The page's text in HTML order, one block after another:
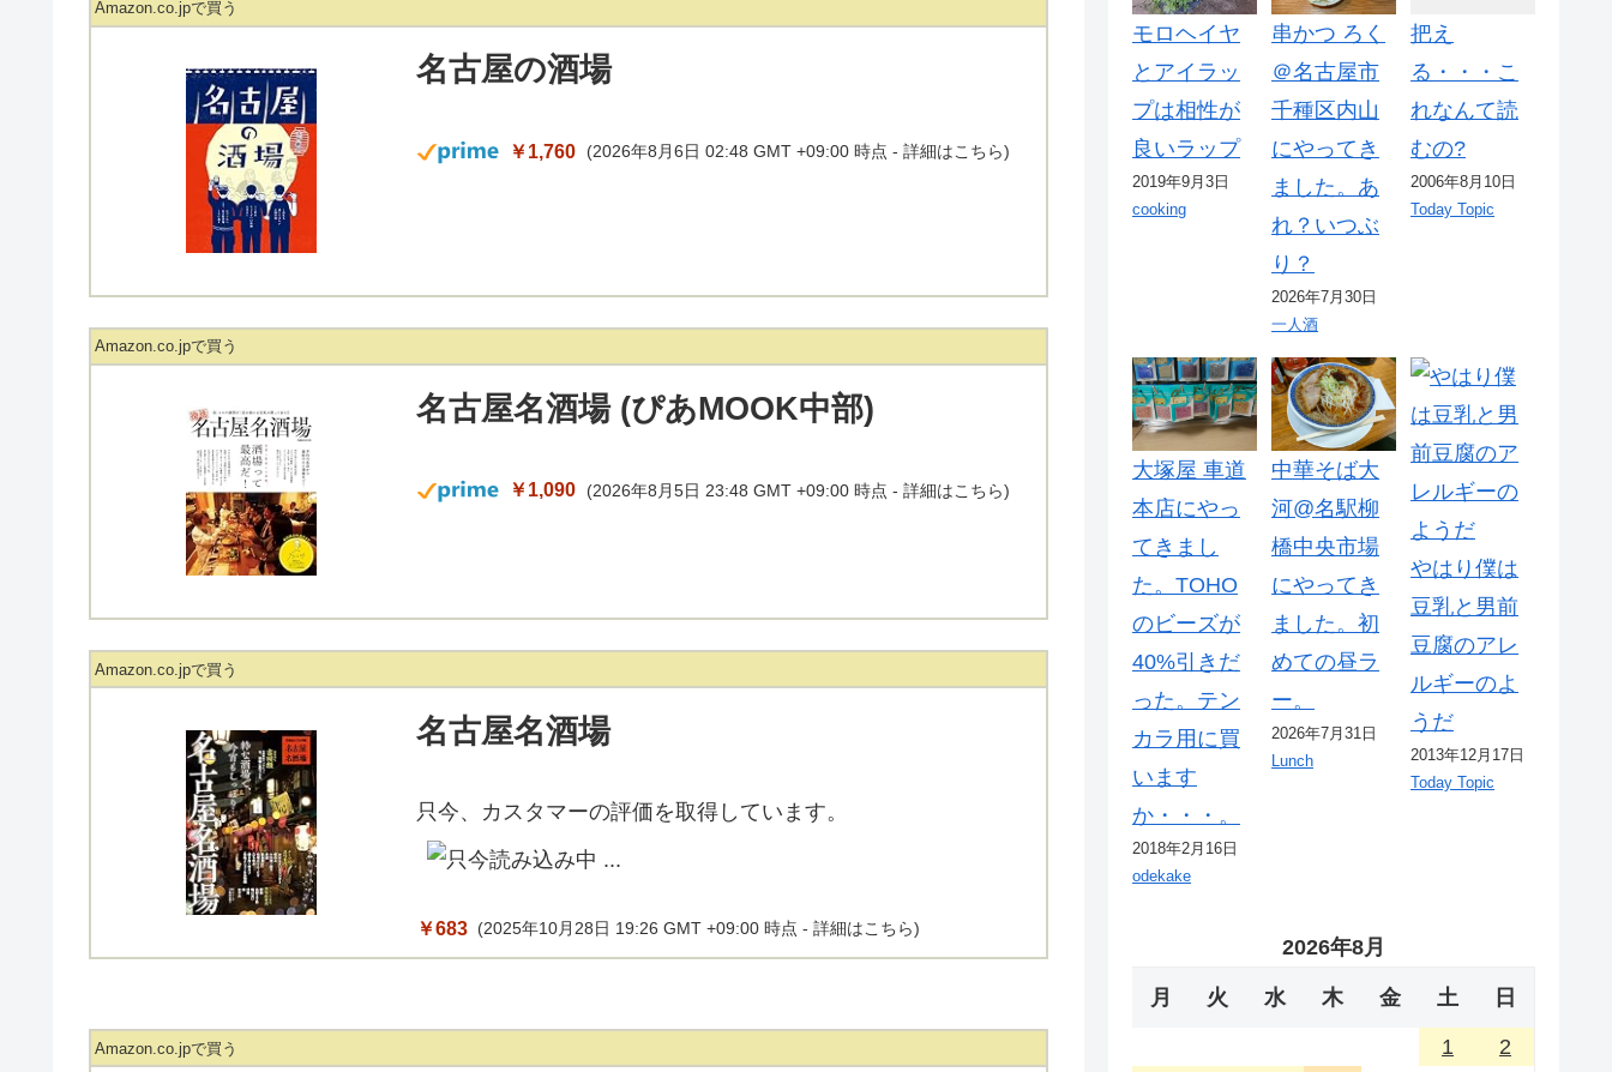
Amazon.co.jpで買う
名古屋の酒場
￥1,760 (2026年8月6日 02:48 GMT +09:00 時点 - 詳細はこちら)
Amazon.co.jpで買う
名古屋名酒場 (ぴあMOOK中部)
￥1,090 (2026年8月5日 23:48 GMT +09:00 時点 - 詳細はこちら)
Amazon.co.jpで買う
名古屋名酒場
只今、カスタマーの評価を取得しています。
Amazon.co.jpで買う
モロヘイヤ
とアイラッ
プは相性が
良いラップ
2019年9月3日
cooking
串かつ ろく
＠名古屋市
千種区内山
にやってき
ました。あ
れ？いつぶ
り？
2026年7月30日
一人酒
把え
る・・・こ
れなんて読
むの?
2006年8月10日
Today Topic
大塚屋 車道
本店にやっ
てきまし
た。TOHO
のビーズが
40%引きだ
った。テン
カラ用に買
います
か・・・。
2018年2月16日
odekake
中華そば大
河@名駅柳
橋中央市場
にやってき
ました。初
めての昼ラ
ー。
2026年7月31日
Lunch
やはり僕は
豆乳と男前
豆腐のアレ
ルギーのよ
うだ
2013年12月17日
Today Topic
2026年8月
月 火 水 木 金 土 日
1
2